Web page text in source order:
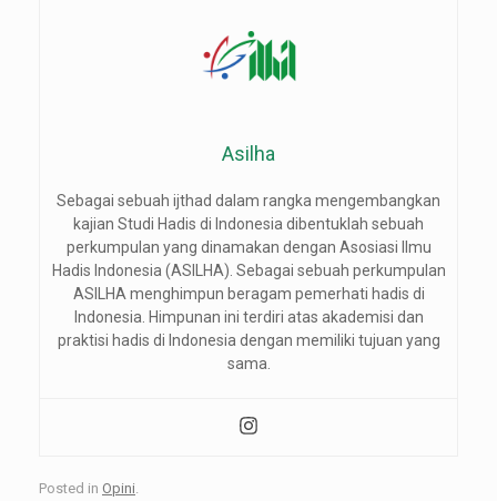
Asilha
Sebagai sebuah ijthad dalam rangka mengembangkan
kajian Studi Hadis di Indonesia dibentuklah sebuah
perkumpulan yang dinamakan dengan Asosiasi Ilmu
Hadis Indonesia (ASILHA). Sebagai sebuah perkumpulan
ASILHA menghimpun beragam pemerhati hadis di
Indonesia. Himpunan ini terdiri atas akademisi dan
praktisi hadis di Indonesia dengan memiliki tujuan yang
sama.
Posted in Opini.